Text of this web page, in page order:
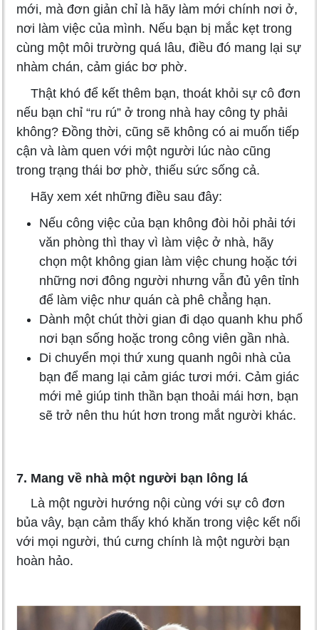
mới, mà đơn giản chỉ là hãy làm mới chính nơi ở,
nơi làm việc của mình. Nếu bạn bị mắc kẹt trong
cùng một môi trường quá lâu, điều đó mang lại sự
nhàm chán, cảm giác bơ phờ.
Thật khó để kết thêm bạn, thoát khỏi sự cô đơn
nếu bạn chỉ “ru rú” ở trong nhà hay công ty phải
không? Đồng thời, cũng sẽ không có ai muốn tiếp
cận và làm quen với một người lúc nào cũng
trong trạng thái bơ phờ, thiếu sức sống cả.
Hãy xem xét những điều sau đây:
Nếu công việc của bạn không đòi hỏi phải tới
văn phòng thì thay vì làm việc ở nhà, hãy
chọn một không gian làm việc chung hoặc tới
những nơi đông người nhưng vẫn đủ yên tỉnh
để làm việc như quán cà phê chẳng hạn.
Dành một chút thời gian đi dạo quanh khu phố
nơi bạn sống hoặc trong công viên gần nhà.
Di chuyển mọi thứ xung quanh ngôi nhà của
bạn để mang lại cảm giác tươi mới. Cảm giác
mới mẻ giúp tinh thần bạn thoải mái hơn, bạn
sẽ trở nên thu hút hơn trong mắt người khác.
7. Mang về nhà một người bạn lông lá
Là một người hướng nội cùng với sự cô đơn
bủa vây, bạn cảm thấy khó khăn trong việc kết nối
với mọi người, thú cưng chính là một người bạn
hoàn hảo.